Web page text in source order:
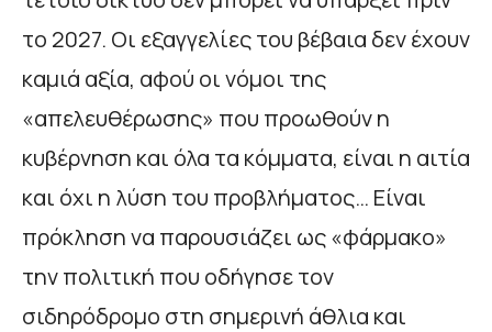
το 2027. Οι εξαγγελίες του βέβαια δεν έχουν
καμιά αξία, αφού οι νόμοι της
«απελευθέρωσης» που προωθούν η
κυβέρνηση και όλα τα κόμματα, είναι η αιτία
και όχι η λύση του προβλήματος… Είναι
πρόκληση να παρουσιάζει ως «φάρμακο»
την πολιτική που οδήγησε τον
σιδηρόδρομο στη σημερινή άθλια και